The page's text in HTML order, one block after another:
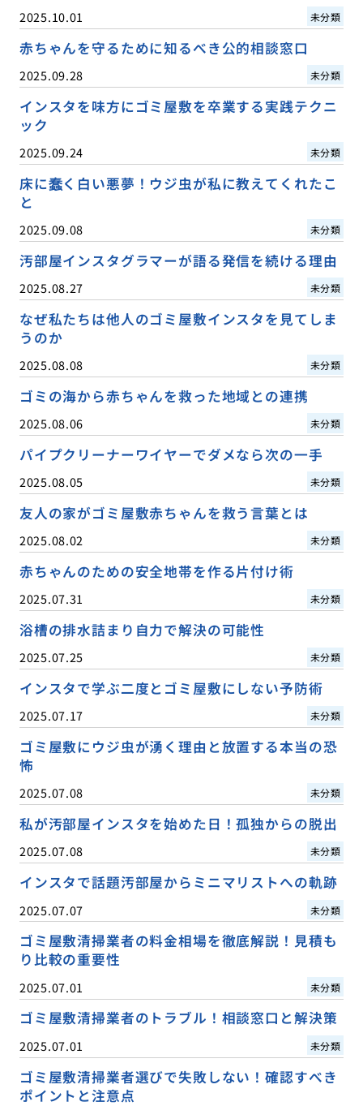
2025.10.01 未分類
赤ちゃんを守るために知るべき公的相談窓口
2025.09.28 未分類
インスタを味方にゴミ屋敷を卒業する実践テクニ
ック
2025.09.24 未分類
床に蠢く白い悪夢！ウジ虫が私に教えてくれたこ
と
2025.09.08 未分類
汚部屋インスタグラマーが語る発信を続ける理由
2025.08.27 未分類
なぜ私たちは他人のゴミ屋敷インスタを見てしま
うのか
2025.08.08 未分類
ゴミの海から赤ちゃんを救った地域との連携
2025.08.06 未分類
パイプクリーナーワイヤーでダメなら次の一手
2025.08.05 未分類
友人の家がゴミ屋敷赤ちゃんを救う言葉とは
2025.08.02 未分類
赤ちゃんのための安全地帯を作る片付け術
2025.07.31 未分類
浴槽の排水詰まり自力で解決の可能性
2025.07.25 未分類
インスタで学ぶ二度とゴミ屋敷にしない予防術
2025.07.17 未分類
ゴミ屋敷にウジ虫が湧く理由と放置する本当の恐
怖
2025.07.08 未分類
私が汚部屋インスタを始めた日！孤独からの脱出
2025.07.08 未分類
インスタで話題汚部屋からミニマリストへの軌跡
2025.07.07 未分類
ゴミ屋敷清掃業者の料金相場を徹底解説！見積も
り比較の重要性
2025.07.01 未分類
ゴミ屋敷清掃業者のトラブル！相談窓口と解決策
2025.07.01 未分類
ゴミ屋敷清掃業者選びで失敗しない！確認すべき
ポイントと注意点